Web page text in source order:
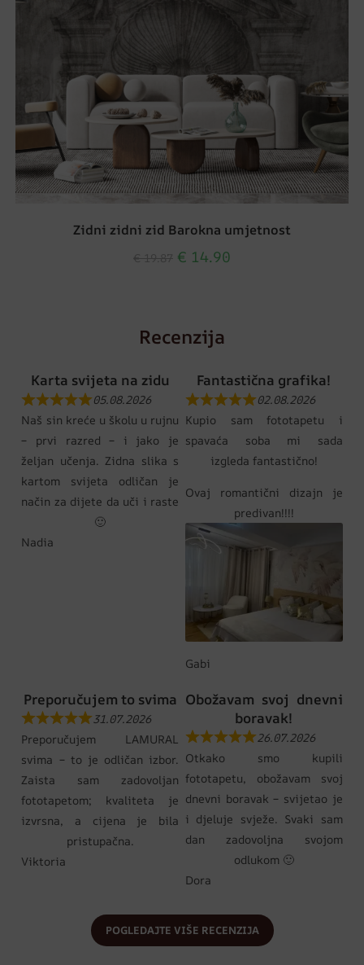
Zidni zidni zid Barokna umjetnost
€ 14.90
Recenzija
Karta svijeta na zidu
05.08.2026
Naš sin kreće u školu u rujnu
– prvi razred – i jako je
željan učenja. Zidna slika s
kartom svijeta odličan je
način za dijete da uči i raste
🙂
Nadia
Fantastična grafika!
02.08.2026
Kupio sam fototapetu i
spavaća soba mi sada
izgleda fantastično!
Ovaj romantični dizajn je
predivan!!!!
Gabi
Preporučujem to svima
31.07.2026
Preporučujem LAMURAL
svima – to je odličan izbor.
Zaista sam zadovoljan
fototapetom; kvaliteta je
izvrsna, a cijena je bila
pristupačna.
Viktoria
Obožavam svoj dnevni
boravak!
26.07.2026
Otkako smo kupili
fototapetu, obožavam svoj
dnevni boravak – svijetao je
i djeluje svježe. Svaki sam
dan zadovoljna svojom
odlukom 🙂
Dora
POGLEDAJTE VIŠE RECENZIJA